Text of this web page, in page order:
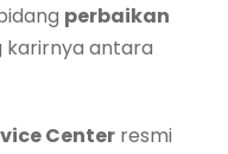
perbaikan
karirnya antara
Center resmi